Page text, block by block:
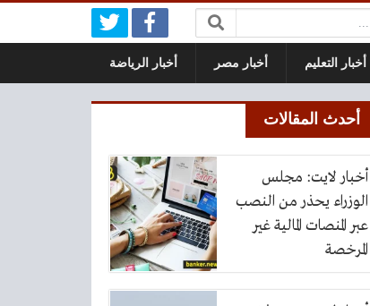
أخبار التعليم أخبار مصر أخبار الرياضة
أحدث المقالات
أخبار لايت: مجلس
الوزراء يحذر من النصب
عبر المنصات المالية غير
المرخصة